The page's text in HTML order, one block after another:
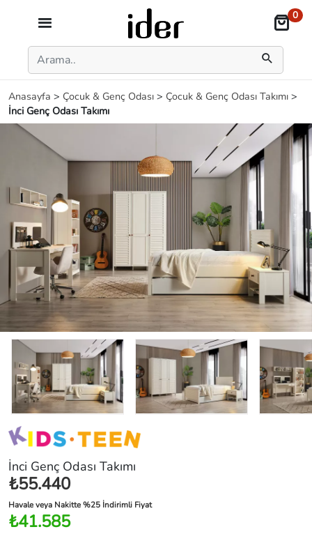
0
Anasayfa > Çocuk & Genç Odası > Çocuk & Genç Odası Takımı >
İnci Genç Odası Takımı
İnci Genç Odası Takımı
₺55.440
Havale veya Nakitte %25 İndirimli Fiyat
₺41.585